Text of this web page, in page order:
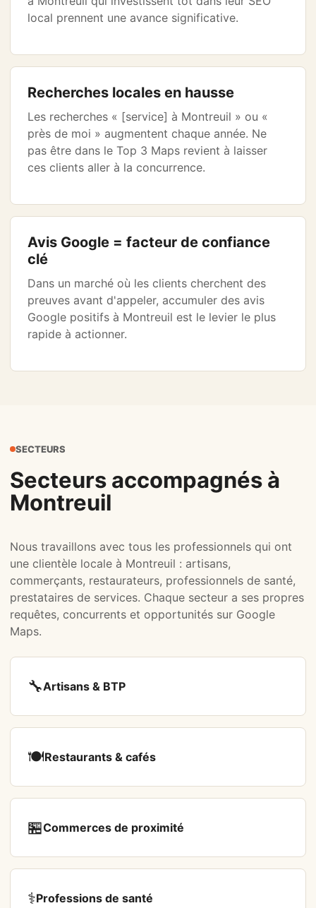
local prennent une avance significative.
Recherches locales en hausse
Les recherches « [service] à Montreuil » ou «
près de moi » augmentent chaque année. Ne
pas être dans le Top 3 Maps revient à laisser
ces clients aller à la concurrence.
Avis Google = facteur de confiance
clé
Dans un marché où les clients cherchent des
preuves avant d'appeler, accumuler des avis
Google positifs à Montreuil est le levier le plus
rapide à actionner.
SECTEURS
Secteurs accompagnés à
Montreuil
Nous travaillons avec tous les professionnels qui ont
une clientèle locale à Montreuil : artisans,
commerçants, restaurateurs, professionnels de santé,
prestataires de services. Chaque secteur a ses propres
requêtes, concurrents et opportunités sur Google
Maps.
🔧Artisans & BTP
🍽️Restaurants & cafés
🏪Commerces de proximité
⚕️Professions de santé